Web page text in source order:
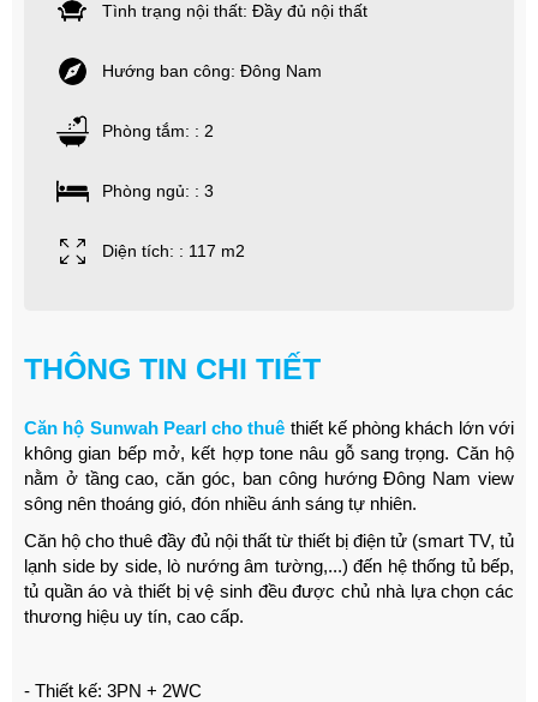
Tình trạng nội thất: Đầy đủ nội thất
Hướng ban công: Đông Nam
Phòng tắm: : 2
Phòng ngủ: : 3
Diện tích: : 117 m2
THÔNG TIN CHI TIẾT
Căn hộ Sunwah Pearl cho thuê thiết kế phòng khách lớn với
không gian bếp mở, kết hợp tone nâu gỗ sang trọng. Căn hộ
nằm ở tầng cao, căn góc, ban công hướng Đông Nam view
sông nên thoáng gió, đón nhiều ánh sáng tự nhiên.
Căn hộ cho thuê đầy đủ nội thất từ thiết bị điện tử (smart TV, tủ
lạnh side by side, lò nướng âm tường,...) đến hệ thống tủ bếp,
tủ quần áo và thiết bị vệ sinh đều được chủ nhà lựa chọn các
thương hiệu uy tín, cao cấp.
- Thiết kế: 3PN + 2WC